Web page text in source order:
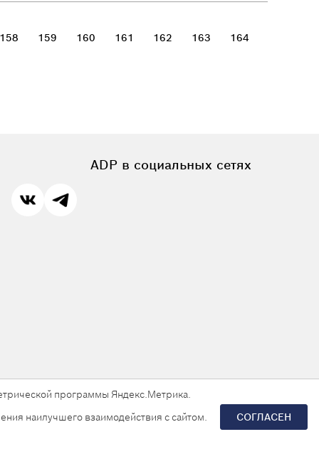
159 160 161 162 163 164
ADP в социальных сетях
Разработка сайта — «Askaron Systems»
программы Яндекс.Метрика.
наилучшего взаимодействия с сайтом.
СОГЛАСЕН